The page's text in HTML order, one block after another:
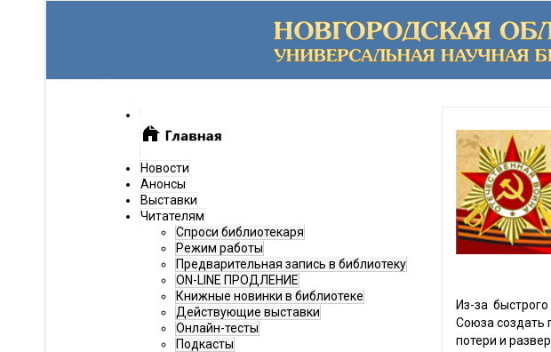
Новости
Анонсы
Выставки
Читателям
Спроси библиотекаря
Режим работы
Предварительная запись в библиотеку
ON-LINE ПРОДЛЕНИЕ
Книжные новинки в библиотеке
Действующие выставки
Онлайн-тесты
Подкасты
Из-за
Союза создать
потери и